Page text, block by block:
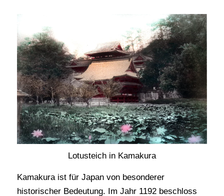
Lotusteich in Kamakura
Kamakura ist für Japan von besonderer
historischer Bedeutung. Im Jahr 1192 beschloss